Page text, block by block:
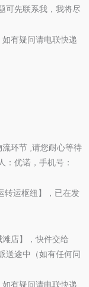
可先联系我，我将尽
有疑问请电联快递
环节 ,请您耐心等待
：优诺，手机号：
转运枢纽】，已在发
店】，快件交给
送途中（如有任何问
有疑问请电联快递